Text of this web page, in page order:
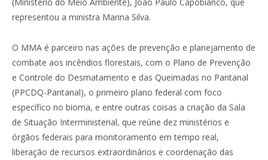
representou a ministra Marina Silva.
O MMA é parceiro nas ações de prevenção e planejamento de
combate aos incêndios florestais, com o Plano de Prevenção
e Controle do Desmatamento e das Queimadas no Pantanal
(PPCDQ-Pantanal), o primeiro plano federal com foco
específico no bioma, e entre outras coisas a criação da Sala
de Situação Interministerial, que reúne dez ministérios e
órgãos federais para monitoramento em tempo real,
liberação de recursos extraordinários e coordenação das